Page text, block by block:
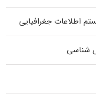
اطلاعات جغرافیایی
شناسی